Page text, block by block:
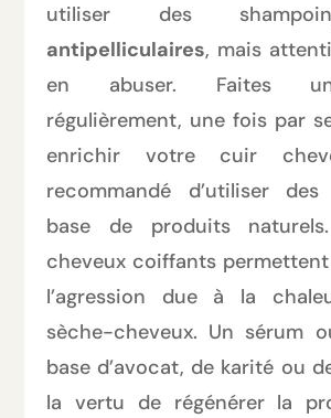
utiliser des
antipelliculaires, mais
en abuser. Faites
régulièrement, une fois par
enrichir votre cuir
recommandé d’utiliser
base de produits
cheveux coiffants
l’agression due à la
sèche-cheveux. Un sérum
base d’avocat, de karité ou
la vertu de régénérer la